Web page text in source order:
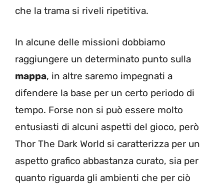
che la trama si riveli ripetitiva.
In alcune delle missioni dobbiamo
raggiungere un determinato punto sulla
mappa, in altre saremo impegnati a
difendere la base per un certo periodo di
tempo. Forse non si può essere molto
entusiasti di alcuni aspetti del gioco, però
Thor The Dark World si caratterizza per un
aspetto grafico abbastanza curato, sia per
quanto riguarda gli ambienti che per ciò